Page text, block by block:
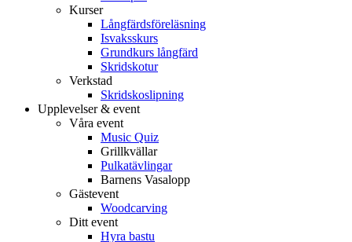
Kurser
Långfärdsföreläsning
Isvaksskurs
Grundkurs långfärd
Skridskotur
Verkstad
Skridskoslipning
Upplevelser & event
Våra event
Music Quiz
Grillkvällar
Pulkatävlingar
Barnens Vasalopp
Gästevent
Woodcarving
Ditt event
Hyra bastu